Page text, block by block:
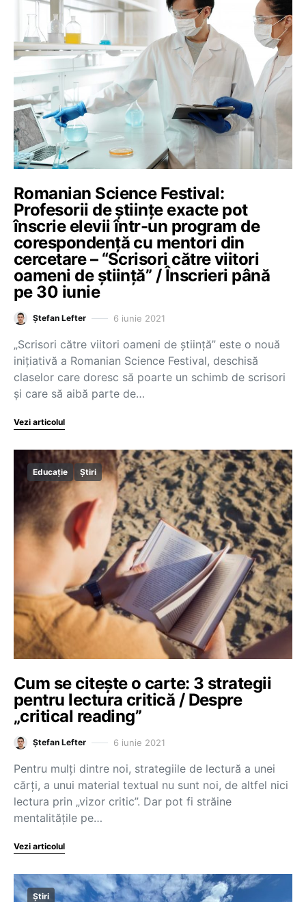
Romanian Science Festival:
Profesorii de științe exacte pot
înscrie elevii într-un program de
corespondență cu mentori din
cercetare – “Scrisori către viitori
oameni de știință” / Înscrieri până
pe 30 iunie
Ștefan Lefter 6 iunie 2021
„Scrisori către viitori oameni de știință” este o nouă
inițiativă a Romanian Science Festival, deschisă
claselor care doresc să poarte un schimb de scrisori
și care să aibă parte de…
Vezi articolul
Educație Știri
Cum se citește o carte: 3 strategii
pentru lectura critică / Despre
„critical reading”
Ștefan Lefter 6 iunie 2021
Pentru mulți dintre noi, strategiile de lectură a unei
cărți, a unui material textual nu sunt noi, de altfel nici
lectura prin „vizor critic”. Dar pot fi străine
mentalitățile pe…
Vezi articolul
Știri